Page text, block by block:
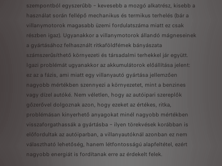
szempontból egyszerűbb – kevesebb a mozgó alkatrész, kisebb a
használat során fellépő mechanikus és termikus terhelés (bár a
villanymotorok magasabb üzemi fordulatszáma miatt ez csak
részben igaz). Ugyanakkor a villanymotorok állandó mágneseinek
a gyártásához felhasznált ritkaföldfémek bányászata
számszerűsíthető környezeti és társadalmi terhekkel jár együtt.
Igazi problémát ugyanakkor az akkumulátorok előállítása jelent:
ez az a fázis, ami miatt egy villanyautó gyártása jellemzően
nagyobb mértékben szennyezi a környezetet, mint a benzines
vagy dízel autóké. Nem véletlen, hogy az autóipari szereplők
gőzerővel dolgoznak azon, hogy ezeket az értékes, ritka,
problémásan kinyerhető anyagokat minél nagyobb mértékben
visszaforgathassák a gyártásba – ilyen törekvések korábban is
előfordultak az autóiparban, a villanyautóknál azonban ez nem
választható lehetőség, hanem létfontosságú alapfeltétel, ezért
nagyobb energiát is fordítanak erre az érdekelt felek.